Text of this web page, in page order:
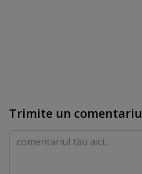
Trimite un comentariu
Comentariu